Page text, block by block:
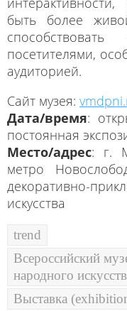
быть более
посетителями,
аудиторией.
Сайт музея:
Дата/время:
постоянная
Место/адрес: г.
метро
декоративно-
искусства
trend
Всероссийский
народного
Выставка